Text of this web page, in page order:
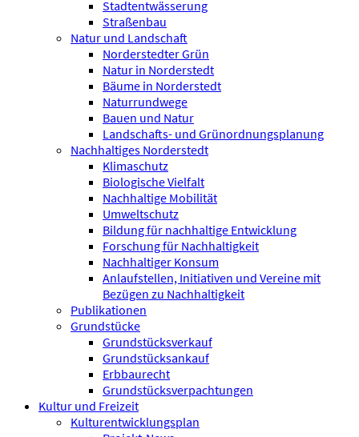
Stadtentwässerung
Straßenbau
Natur und Landschaft
Norderstedter Grün
Natur in Norderstedt
Bäume in Norderstedt
Naturrundwege
Bauen und Natur
Landschafts- und Grünordnungsplanung
Nachhaltiges Norderstedt
Klimaschutz
Biologische Vielfalt
Nachhaltige Mobilität
Umweltschutz
Bildung für nachhaltige Entwicklung
Forschung für Nachhaltigkeit
Nachhaltiger Konsum
Anlaufstellen, Initiativen und Vereine mit
Bezügen zu Nachhaltigkeit
Publikationen
Grundstücke
Grundstücksverkauf
Grundstücksankauf
Erbbaurecht
Grundstücksverpachtungen
Kultur und Freizeit
Kulturentwicklungsplan